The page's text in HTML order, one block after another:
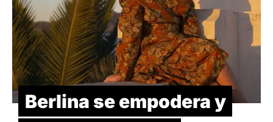
Berlina se empodera y